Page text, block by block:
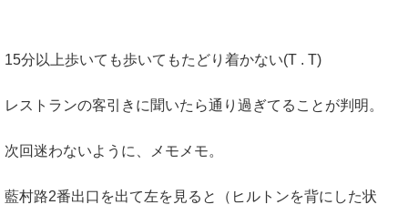
15分以上歩いても歩いてもたどり着かない(T . T)
レストランの客引きに聞いたら通り過ぎてることが判明。
次回迷わないように、メモメモ。
藍村路2番出口を出て左を見ると（ヒルトンを背にした状